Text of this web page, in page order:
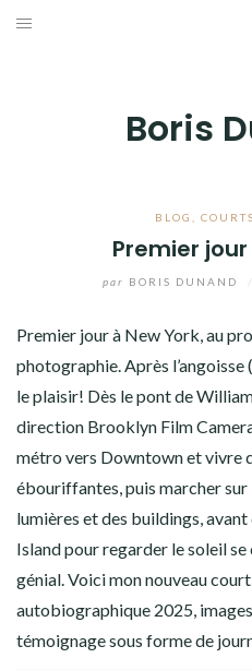
Aller
Boris
BLOG
Premier
par BORIS DUNAND
Premier jour à New York, au
photographie. Après l’angoisse (
le plaisir! Dès le pont de
direction Brooklyn Film
métro vers Downtown et vivre
ébouriffantes, puis marcher sur
lumières et des buildings,
Island pour regarder le soleil
génial. Voici mon nouveau
autobiographique 2025,
témoignage sous forme de
JOURNAL DE BORD
YoutubePatreonBluesky